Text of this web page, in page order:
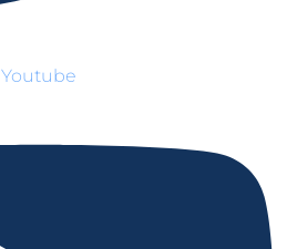
Youtube